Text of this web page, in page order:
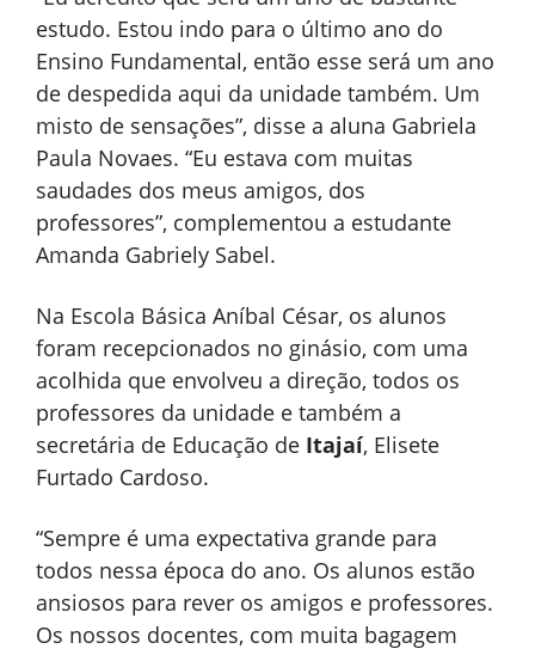
estudo. Estou indo para o último ano do
Ensino Fundamental, então esse será um ano
de despedida aqui da unidade também. Um
misto de sensações”, disse a aluna Gabriela
Paula Novaes. “Eu estava com muitas
saudades dos meus amigos, dos
professores”, complementou a estudante
Amanda Gabriely Sabel.
Na Escola Básica Aníbal César, os alunos
foram recepcionados no ginásio, com uma
acolhida que envolveu a direção, todos os
professores da unidade e também a
secretária de Educação de Itajaí, Elisete
Furtado Cardoso.
“Sempre é uma expectativa grande para
todos nessa época do ano. Os alunos estão
ansiosos para rever os amigos e professores.
Os nossos docentes, com muita bagagem